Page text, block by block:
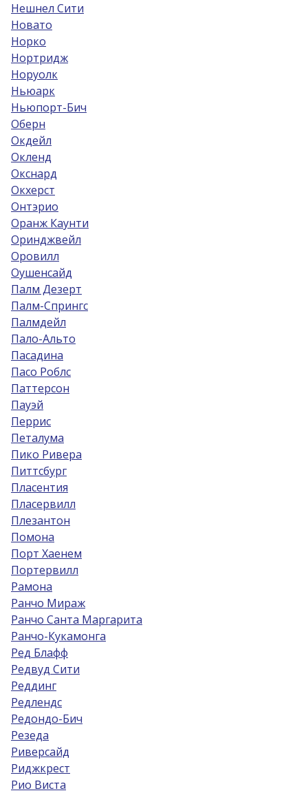
Нешнел Сити
Новато
Норко
Нортридж
Норуолк
Ньюарк
Ньюпорт-Бич
Оберн
Окдейл
Окленд
Окснард
Окхерст
Онтэрио
Оранж Каунти
Оринджвейл
Оровилл
Оушенсайд
Палм Дезерт
Палм-Спрингс
Палмдейл
Пало-Альто
Пасадина
Пасо Роблс
Паттерсон
Пауэй
Перрис
Петалума
Пико Ривера
Питтсбург
Пласентия
Пласервилл
Плезантон
Помона
Порт Хаенем
Портервилл
Рамона
Ранчо Мираж
Ранчо Санта Маргарита
Ранчо-Кукамонга
Ред Блафф
Редвуд Сити
Реддинг
Редлендс
Редондо-Бич
Резеда
Риверсайд
Риджкрест
Рио Виста